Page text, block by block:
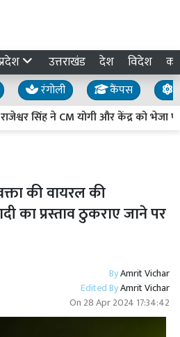
उत्तराखंड देश विदेश
रंगोली कैंपस
सिंह ने CM योगी और केंद्र को भेजा
की वायरल की
का प्रस्ताव ठुकराए जाने पर
ByAmrit Vichar
Edited ByAmrit Vichar
On 28 Apr 2024 17:34:42